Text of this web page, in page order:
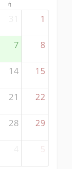
ή
1
7 8
14 15
21 22
28 29
5